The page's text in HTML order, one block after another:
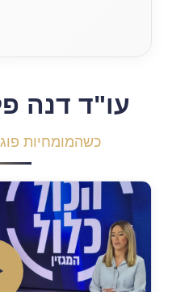
עו"ד דנה
כשהמומחיות